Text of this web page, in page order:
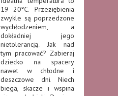
19–20°C. Przeziębienia
zwykle są poprzedzone
wychłodzeniem, a
dokładniej jego
nietolerancją. Jak nad
tym pracować? Zabieraj
dziecko na spacery
nawet w chłodne i
deszczowe dni. Niech
biega, skacze i wspina